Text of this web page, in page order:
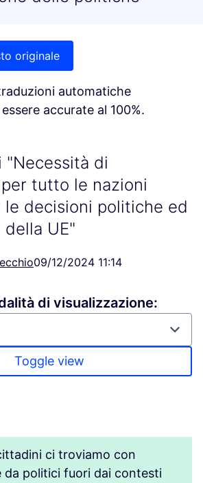
originale
automatiche
accurate al 100%.
"Necessità di
tutto le nazioni
le decisioni politiche ed
UE"
09/12/2024 11:14
di visualizzazione:
Toggle view
ci troviamo con
da politici fuori dai contesti